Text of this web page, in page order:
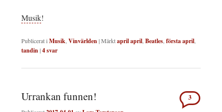
Musik!
Publicerat iMusik,Vinvärlden|Märktapril april,Beatles,första april,
tandin|4svar
Urrankan funnen! 3